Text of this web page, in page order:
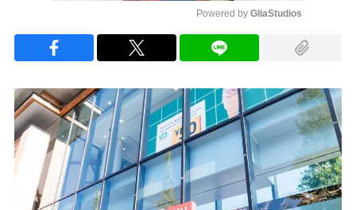
Powered by GliaStudios